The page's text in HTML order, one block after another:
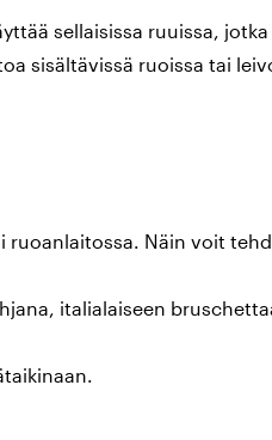
sellaisissa ruuissa,
sisältävissä ruoissa tai
ruoanlaitossa. Näin voit
italialaiseen